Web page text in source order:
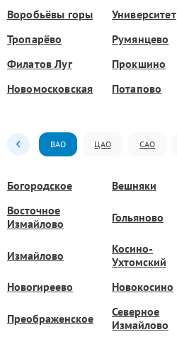
Воробьёвы горы Университет
Тропарёво
Румянцево
Филатов Луг
Прокшино
Новомосковская
Потапово
ВАО ЦАО САО
Богородское Вешняки
Восточное
Измайлово
Гольяново
Измайлово
Косино-
Ухтомский
Новогиреево Новокосино
Преображенское
Северное
Измайлово